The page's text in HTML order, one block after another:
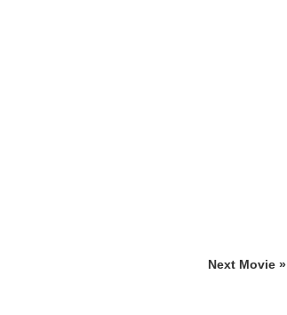
Next Movie »